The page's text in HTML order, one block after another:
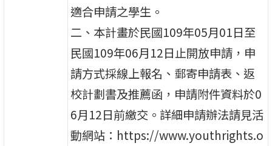
適合申請之學生。
二、本計畫於民國109年05月01日至
民國109年06月12日止開放申請，申
請方式採線上報名、郵寄申請表、返
校計劃書及推薦函，申請附件資料於0
6月12日前繳交。詳細申請辦法請見活
動網站：https://www.youthrights.o